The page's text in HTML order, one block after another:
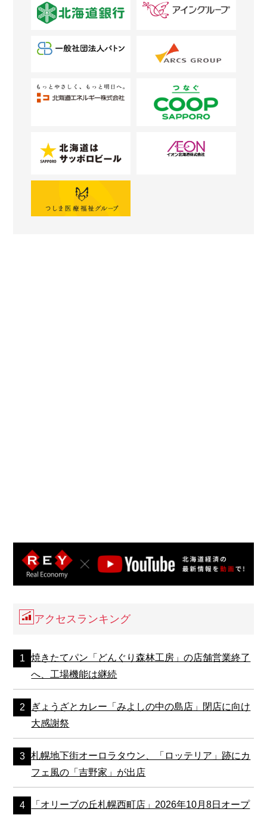
アクセスランキング
焼きたてパン「どんぐり森林工房」の店舗営業終了
へ、工場機能は継続
ぎょうざとカレー「みよしの中の島店」閉店に向け
大感謝祭
札幌地下街オーロラタウン、「ロッテリア」跡にカ
フェ風の「吉野家」が出店
「オリーブの丘札幌西町店」2026年10月8日オープ